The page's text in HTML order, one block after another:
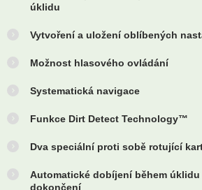
úklidu
Vytvoření a uložení oblíbených
Možnost hlasového ovládání
Systematická navigace
Funkce Dirt Detect Technology™
Dva speciální proti sobě rotující
Automatické dobíjení během
dokončení